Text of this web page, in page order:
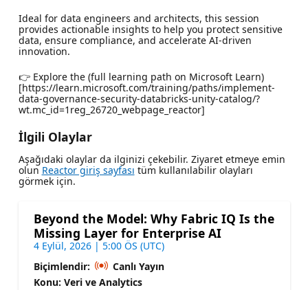
Ideal for data engineers and architects, this session
provides actionable insights to help you protect sensitive
data, ensure compliance, and accelerate AI-driven
innovation.
👉 Explore the (full learning path on Microsoft Learn)
[https://learn.microsoft.com/training/paths/implement-
data-governance-security-databricks-unity-catalog/?
wt.mc_id=1reg_26720_webpage_reactor]
İlgili Olaylar
Aşağıdaki olaylar da ilginizi çekebilir. Ziyaret etmeye emin
olun Reactor giriş sayfası tüm kullanılabilir olayları
görmek için.
Beyond the Model: Why Fabric IQ Is the
Missing Layer for Enterprise AI
4 Eylül, 2026 | 5:00 ÖS (UTC)
Biçimlendir:
Canlı Yayın
Konu: Veri ve Analytics